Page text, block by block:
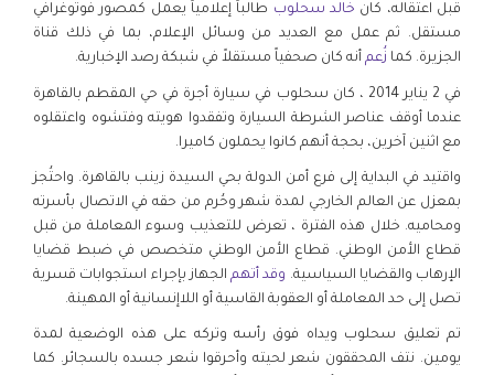
قبل اعتقاله، كان خالد سحلوب طالباً إعلامياً يعمل كمصور فوتوغرافي
مستقل. ثم عمل مع العديد من وسائل الإعلام، بما في ذلك قناة
الجزيرة. كما زُعم أنه كان صحفياً مستقلاً في شبكة رصد الإخبارية.
في 2 يناير 2014 ، كان سحلوب في سيارة أجرة في حي المقطم بالقاهرة
عندما أوقف عناصر الشرطة السيارة وتفقدوا هويته وفتشوه واعتقلوه
مع اثنين آخرين، بحجة أنهم كانوا يحملون كاميرا.
واقتيد في البداية إلى فرع أمن الدولة بحي السيدة زينب بالقاهرة. واحتُجز
بمعزل عن العالم الخارجي لمدة شهر وحُرم من حقه في الاتصال بأسرته
ومحاميه. خلال هذه الفترة ، تعرض للتعذيب وسوء المعاملة من قبل
قطاع الأمن الوطني. قطاع الأمن الوطني متخصص في ضبط قضايا
الإرهاب والقضايا السياسية. وقد أتهم الجهاز بإجراء استجوابات قسرية
تصل إلى حد المعاملة أو العقوبة القاسية أو اللاإنسانية أو المهينة.
تم تعليق سحلوب ويداه فوق رأسه وتركه على هذه الوضعية لمدة
يومين. نتف المحققون شعر لحيته وأحرقوا شعر جسده بالسجائر. كما